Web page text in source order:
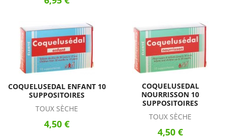
COQUELUSEDAL ENFANT 10
SUPPOSITOIRES
TOUX SÈCHE
4,50 €
COQUELUSEDAL
NOURRISSON 10
SUPPOSITOIRES
TOUX SÈCHE
4,50 €